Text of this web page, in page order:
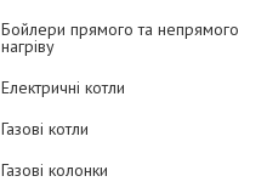
Бойлери прямого та непрямого
нагріву
Електричні котли
Газові котли
Газові колонки